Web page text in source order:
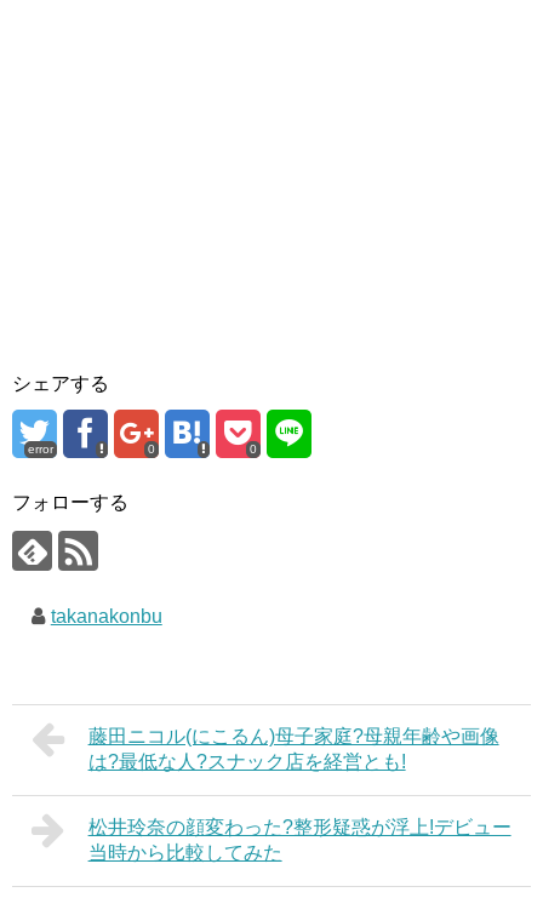
シェアする
error 0 0
フォローする
takanakonbu
藤田ニコル(にこるん)母子家庭?母親年齢や画像
は?最低な人?スナック店を経営とも!
松井玲奈の顔変わった?整形疑惑が浮上!デビュー
当時から比較してみた